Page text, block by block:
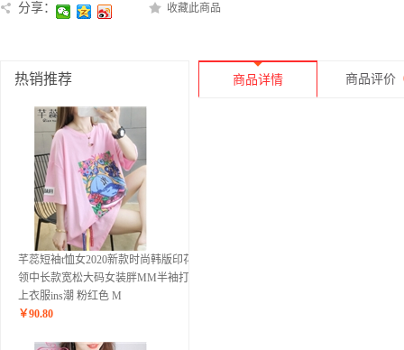
分享： 收藏此商品
热销推荐
芊蕊短袖t恤女2020新款时尚韩版印花圆
领中长款宽松大码女装胖MM半袖打底
上衣服ins潮 粉红色 M
￥90.80
商品详情 商品评价